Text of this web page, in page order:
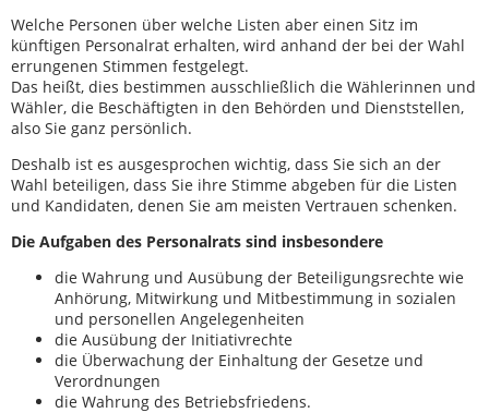
Welche Personen über welche Listen aber einen Sitz im
künftigen Personalrat erhalten, wird anhand der bei der Wahl
errungenen Stimmen festgelegt.
Das heißt, dies bestimmen ausschließlich die Wählerinnen und
Wähler, die Beschäftigten in den Behörden und Dienststellen,
also Sie ganz persönlich.
Deshalb ist es ausgesprochen wichtig, dass Sie sich an der
Wahl beteiligen, dass Sie ihre Stimme abgeben für die Listen
und Kandidaten, denen Sie am meisten Vertrauen schenken.
Die Aufgaben des Personalrats sind insbesondere
die Wahrung und Ausübung der Beteiligungsrechte wie
Anhörung, Mitwirkung und Mitbestimmung in sozialen
und personellen Angelegenheiten
die Ausübung der Initiativrechte
die Überwachung der Einhaltung der Gesetze und
Verordnungen
die Wahrung des Betriebsfriedens.